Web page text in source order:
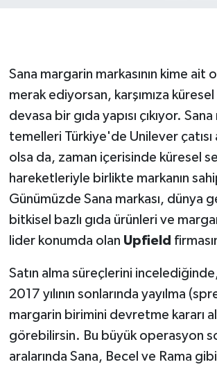
Sana margarin markasının kime ait
merak ediyorsan, karşımıza
devasa bir gıda yapısı çıkıyor. Sana
temelleri Türkiye'de Unilever çatısı
olsa da, zaman içerisinde küresel
hareketleriyle birlikte markanın
Günümüzde Sana markası, dünya
bitkisel bazlı gıda ürünleri ve
lider konumda olan Upfield
Satın alma süreçlerini
2017 yılının sonlarında yayılma
margarin birimini devretme kararı
görebilirsin. Bu büyük operasyon
aralarında Sana, Becel ve Rama